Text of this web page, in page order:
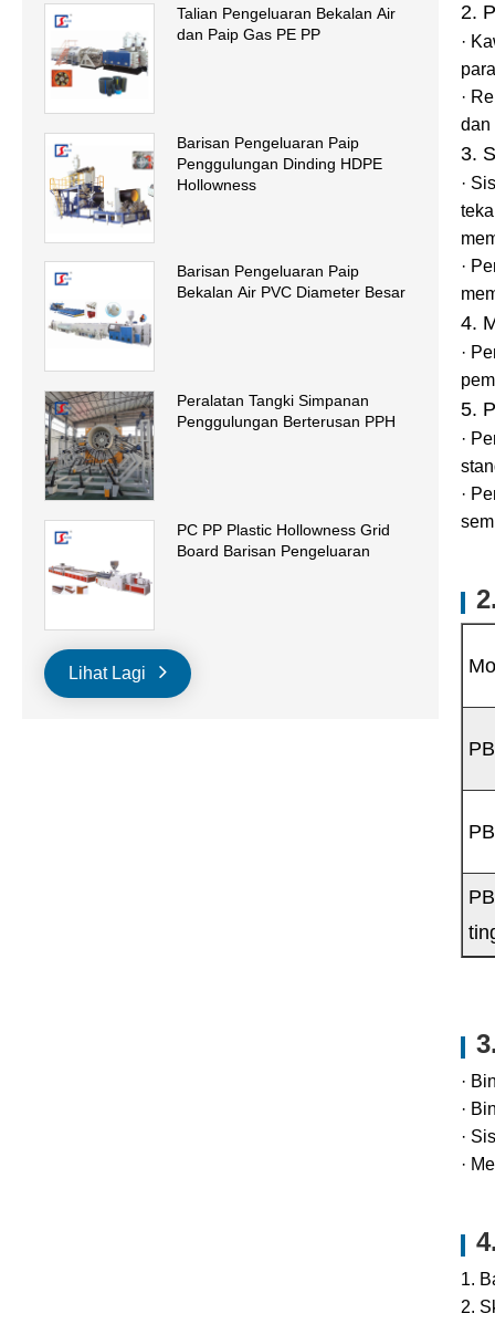
Talian Pengeluaran Bekalan Air
dan Paip Gas PE PP
Barisan Pengeluaran Paip
Penggulungan Dinding HDPE
Hollowness
Barisan Pengeluaran Paip
Bekalan Air PVC Diameter Besar
Peralatan Tangki Simpanan
Penggulungan Berterusan PPH
PC PP Plastic Hollowness Grid
Board Barisan Pengeluaran
Lihat Lagi
2.
·
·
dan
3.
·
·
4.
·
5.
·
·
·
·
·
·
1.
2.